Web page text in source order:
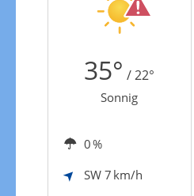
35° / 22°
Sonnig
0 %
SW 7 km/h